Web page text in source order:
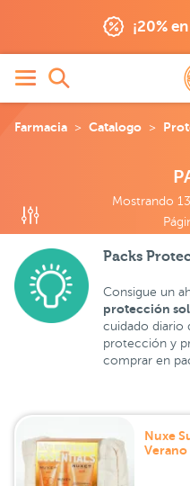
¡20%
Farmacia Catalogo
Mostrando
Packs
Consigue un
protección
cuidado diario
protección y
comprar en
Nuxe
Verano